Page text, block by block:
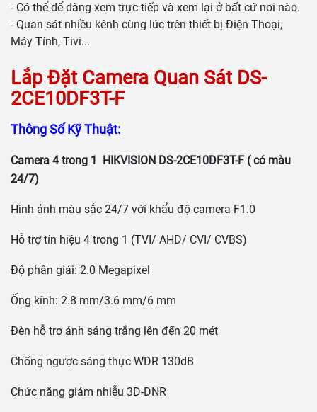
- Có thể dể dàng xem trực tiếp và xem lại ở bất cứ nơi nào.
- Quan sát nhiều kênh cùng lúc trên thiết bị Điện Thoại,
Máy Tính, Tivi...
Lắp Đặt Camera Quan Sát DS-
2CE10DF3T-F
Thông Số Kỹ Thuật:
Camera 4 trong 1 HIKVISION DS-2CE10DF3T-F ( có màu
24/7)
Hình ảnh màu sắc 24/7 với khẩu độ camera F1.0
Hỗ trợ tín hiệu 4 trong 1 (TVI/ AHD/ CVI/ CVBS)
Độ phân giải: 2.0 Megapixel
Ống kính: 2.8 mm/3.6 mm/6 mm
Đèn hỗ trợ ánh sáng trắng lên đến 20 mét
Chống ngược sáng thực WDR 130dB
Chức năng giảm nhiễu 3D-DNR